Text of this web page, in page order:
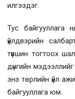
илгээдэг.
Тус
үйлдвэрийн
түвшин тогтоох
дүнгийн
энэ төрлийн үйл
байгууллага юм.